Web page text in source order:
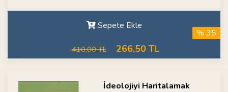
Sepete Ekle
410,00 TL 266,50 TL
% 35
İdeolojiyi Haritalamak